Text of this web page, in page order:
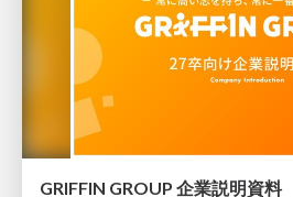
GRIFFIN GROUP 企業説明資料